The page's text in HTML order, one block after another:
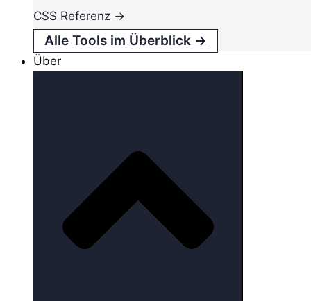
CSS Referenz →
Alle Tools im Überblick →
Über